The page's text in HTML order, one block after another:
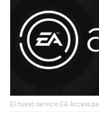
El nuevo servicio EA Access